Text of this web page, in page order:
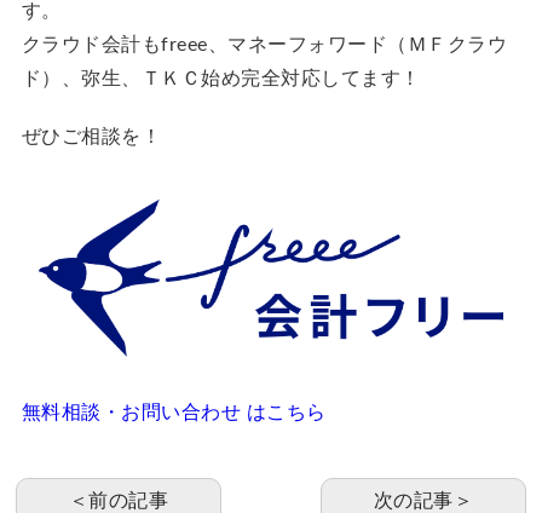
す。
クラウド会計もfreee、マネーフォワード（ＭＦクラウ
ド）、弥生、ＴＫＣ始め完全対応してます！
ぜひご相談を！
無料相談・お問い合わせ はこちら
＜前の記事 次の記事＞